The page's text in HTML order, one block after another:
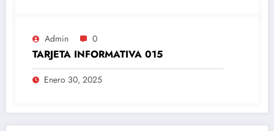
Admin 0
TARJETA INFORMATIVA 015
Enero 30, 2025